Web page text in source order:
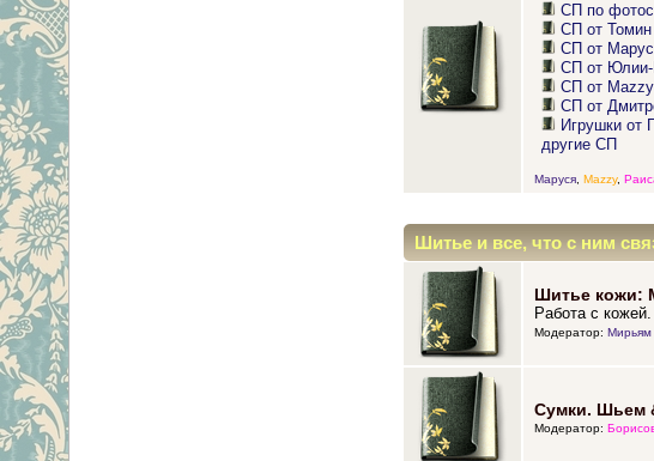
СП по
СП от Томин
СП от
СП от Юлии-
СП от Mazzy
СП от
Игрушки от
другие СП
Маруся, Mazzy,
Шитье и все, что с ним
Шитье кожи:
Работа с
Модератор: Мирьям
Сумки. Шьем
Модератор: